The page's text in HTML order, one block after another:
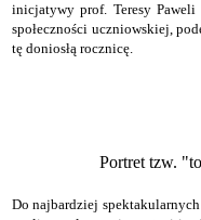
inicjatywy prof. Teresy
społeczności uczniowskiej,
tę doniosłą rocznicę.
Portret tzw.
Do najbardziej